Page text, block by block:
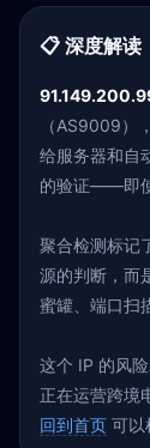
📋 深度解读
（AS9009）
给服务器和自
的验证——即
聚合检测标记
源的判断，而
蜜罐、端口扫
这个 IP 的风
正在运营跨境
回到首页 可以